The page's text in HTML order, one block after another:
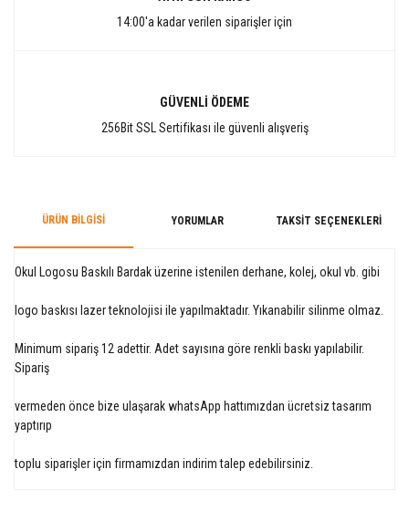
14:00'a kadar verilen siparişler için
GÜVENLİ ÖDEME
256Bit SSL Sertifikası ile güvenli alışveriş
ÜRÜN BILGISI YORUMLAR TAKSIT SEÇENEKLERI
Okul Logosu Baskılı Bardak üzerine istenilen derhane, kolej, okul vb. gibi
logo baskısı lazer teknolojisi ile yapılmaktadır. Yıkanabilir silinme olmaz.
Minimum sipariş 12 adettir. Adet sayısına göre renkli baskı yapılabilir.
Sipariş
vermeden önce bize ulaşarak whatsApp hattımızdan ücretsiz tasarım
yaptırıp
toplu siparişler için firmamızdan indirim talep edebilirsiniz.